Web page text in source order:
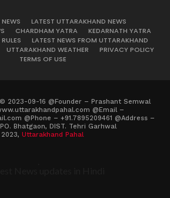
LATEST UTTARAKHAND NEWS
CHARDHAM YATRA
KEDARNATH YATRA
LATEST NEWS FROM UTTARAKHAND
UTTARAKHAND WEATHER
PRIVACY POLICY
TERMS OF USE
2023-09-16 @Founder – Prashant Semwal
@Email –
@Phone – +91.7895209461 @Address –
Bhatgaon, DIST. Tehri Garhwal
Uttarakhand Pahal